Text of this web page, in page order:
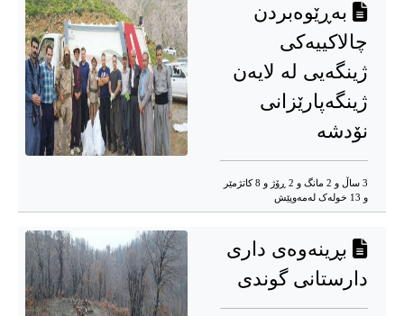
بەڕێوەبردن
چالاکییەکی
ژینگەیی لە لایەن
ژینگەپارێزانی
نۆدشە
3 ساڵ و 2 مانگ و 2 ڕۆژ و 8 کاتژمێر
و 13 خوله‌ک له‌مه‌وپێش‌
بڕینەوەی داری
دارستانی گوندی